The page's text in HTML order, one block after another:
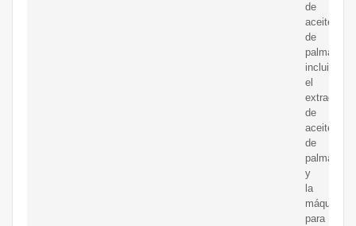
de
aceite
de
palma,
incluido
el
extractor
de
aceite
de
palma
y
la
máquina
para